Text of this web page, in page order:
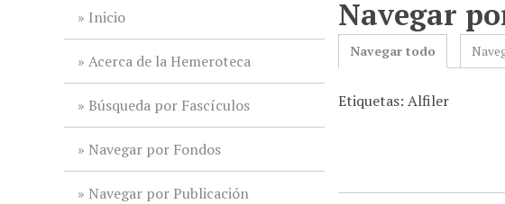
Inicio
Acerca de la Hemeroteca
Búsqueda por Fascículos
Navegar por Fondos
Navegar por Publicación
Navegar
Navegar todo
Etiquetas: Alfiler